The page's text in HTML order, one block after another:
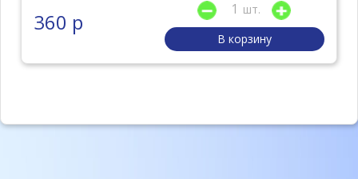
360 р
шт.
В корзину